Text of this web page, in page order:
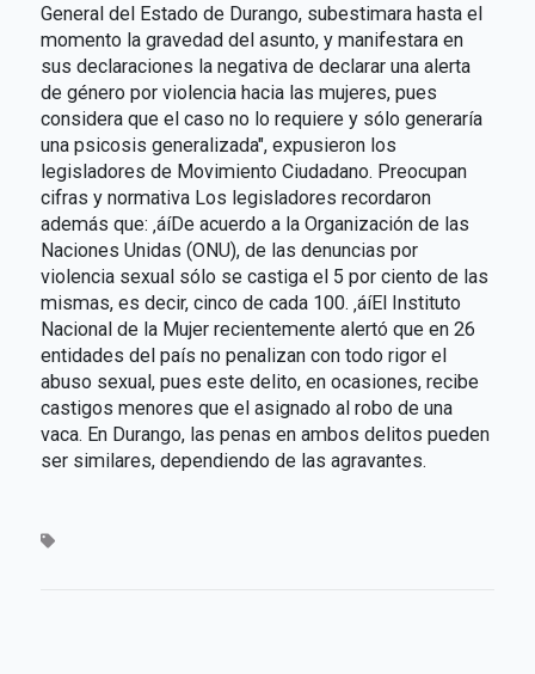
General del Estado de Durango, subestimara hasta el
momento la gravedad del asunto, y manifestara en
sus declaraciones la negativa de declarar una alerta
de género por violencia hacia las mujeres, pues
considera que el caso no lo requiere y sólo generaría
una psicosis generalizada", expusieron los
legisladores de Movimiento Ciudadano. Preocupan
cifras y normativa Los legisladores recordaron
además que: ‚áíDe acuerdo a la Organización de las
Naciones Unidas (ONU), de las denuncias por
violencia sexual sólo se castiga el 5 por ciento de las
mismas, es decir, cinco de cada 100. ‚áíEl Instituto
Nacional de la Mujer recientemente alertó que en 26
entidades del país no penalizan con todo rigor el
abuso sexual, pues este delito, en ocasiones, recibe
castigos menores que el asignado al robo de una
vaca. En Durango, las penas en ambos delitos pueden
ser similares, dependiendo de las agravantes.